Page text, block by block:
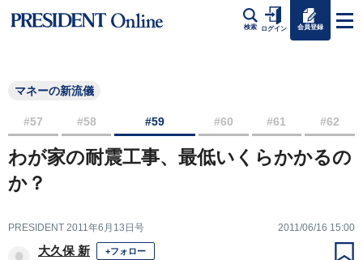
検索 ログイン 会員登録
マネーの新流儀
#57 #58 #59 #60 #61 #62
わが家の耐震工事、最低いくらかかるの
か？
PRESIDENT 2011年6月13日号 2011/06/16 15:00
大久保 新 +フォロー